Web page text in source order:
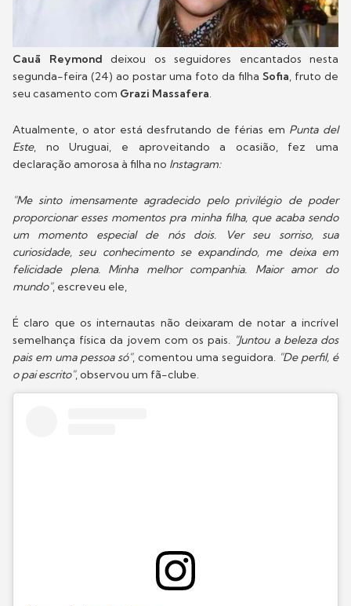
Cauã Reymond deixou os seguidores encantados nesta
segunda-feira (24) ao postar uma foto da filha Sofia, fruto de
seu casamento com Grazi Massafera.
Atualmente, o ator está desfrutando de férias em Punta del
Este, no Uruguai, e aproveitando a ocasião, fez uma
declaração amorosa à filha no Instagram:
"Me sinto imensamente agradecido pelo privilégio de poder
proporcionar esses momentos pra minha filha, que acaba sendo
um momento especial de nós dois. Ver seu sorriso, sua
curiosidade, seu conhecimento se expandindo, me deixa em
felicidade plena. Minha melhor companhia. Maior amor do
mundo", escreveu ele,
É claro que os internautas não deixaram de notar a incrível
semelhança física da jovem com os pais. "Juntou a beleza dos
pais em uma pessoa só", comentou uma seguidora. "De perfil, é
o pai escrito", observou um fã-clube.